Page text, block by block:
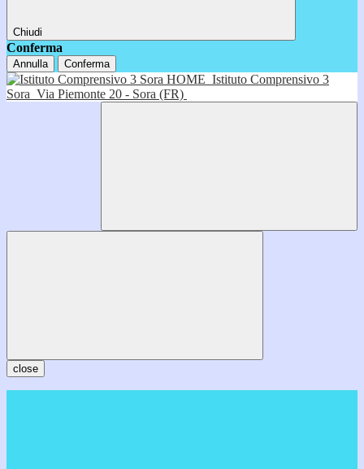
Chiudi
Conferma
Annulla Conferma
HOME Istituto Comprensivo 3
Sora Via Piemonte 20 - Sora (FR)
close